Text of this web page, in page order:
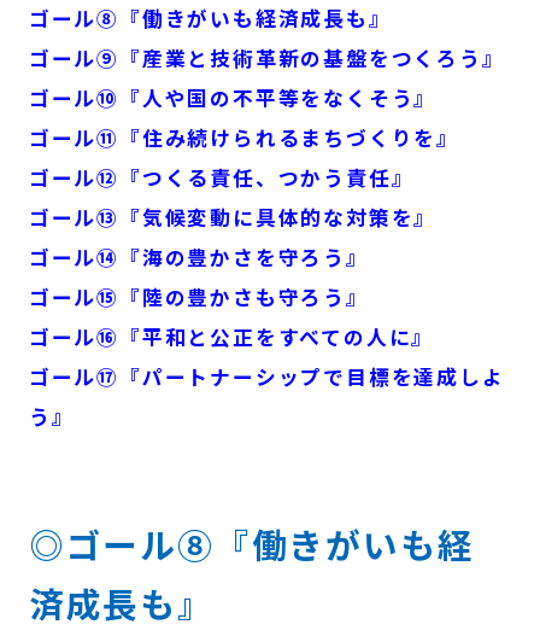
ゴール⑧『働きがいも経済成長も』
ゴール⑨『産業と技術革新の基盤をつくろう』
ゴール⑩『人や国の不平等をなくそう』
ゴール⑪『住み続けられるまちづくりを』
ゴール⑫『つくる責任、つかう責任』
ゴール⑬『気候変動に具体的な対策を』
ゴール⑭『海の豊かさを守ろう』
ゴール⑮『陸の豊かさも守ろう』
ゴール⑯『平和と公正をすべての人に』
ゴール⑰『パートナーシップで目標を達成しよ
う』
◎ゴール⑧ 『働きがいも経
済成長も』